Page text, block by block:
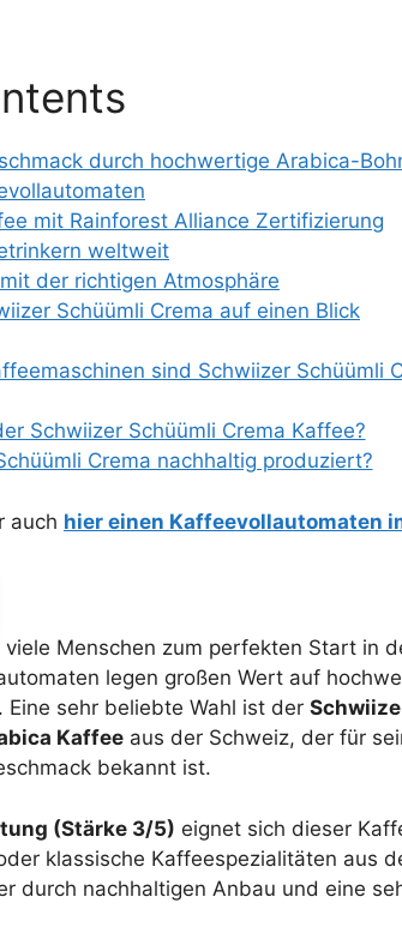
durch hochwertige Arabica-
mit Rainforest Alliance Zertifizierung
weltweit
der richtigen Atmosphäre
Schüümli Crema auf einen Blick
sind Schwiizer Schüümli
Schwiizer Schüümli Crema Kaffee?
Crema nachhaltig produziert?
auch hier einen Kaffeevollautomaten
Menschen zum perfekten Start in
legen großen Wert auf
Eine sehr beliebte Wahl ist der
Kaffee aus der Schweiz, der für
bekannt ist.
(Stärke 3/5) eignet sich dieser
klassische Kaffeespezialitäten aus
durch nachhaltigen Anbau und eine